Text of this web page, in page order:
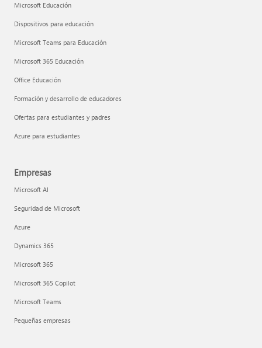
Microsoft Educación
Dispositivos para educación
Microsoft Teams para Educación
Microsoft 365 Educación
Office Educación
Formación y desarrollo de educadores
Ofertas para estudiantes y padres
Azure para estudiantes
Empresas
Microsoft AI
Seguridad de Microsoft
Azure
Dynamics 365
Microsoft 365
Microsoft 365 Copilot
Microsoft Teams
Pequeñas empresas